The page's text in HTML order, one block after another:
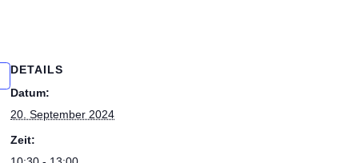
DETAILS
Datum:
20. September 2024
Zeit: